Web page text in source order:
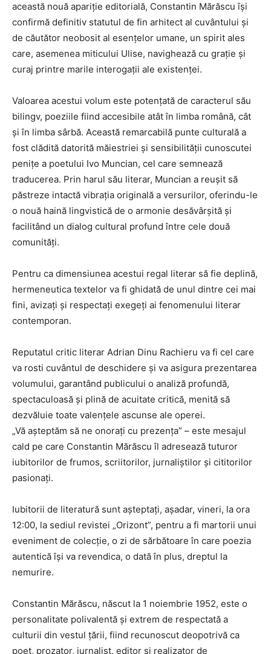
această nouă apariție editorială, Constantin Mărăscu își
confirmă definitiv statutul de fin arhitect al cuvântului și
de căutător neobosit al esențelor umane, un spirit ales
care, asemenea miticului Ulise, navighează cu grație și
curaj printre marile interogații ale existenței.
Valoarea acestui volum este potențată de caracterul său
bilingv, poeziile fiind accesibile atât în limba română, cât
și în limba sârbă. Această remarcabilă punte culturală a
fost clădită datorită măiestriei și sensibilității cunoscutei
penițe a poetului Ivo Muncian, cel care semnează
traducerea. Prin harul său literar, Muncian a reușit să
păstreze intactă vibrația originală a versurilor, oferindu-le
o nouă haină lingvistică de o armonie desăvârșită și
facilitând un dialog cultural profund între cele două
comunități.
Pentru ca dimensiunea acestui regal literar să fie deplină,
hermeneutica textelor va fi ghidată de unul dintre cei mai
fini, avizați și respectați exegeți ai fenomenului literar
contemporan.
Reputatul critic literar Adrian Dinu Rachieru va fi cel care
va rosti cuvântul de deschidere și va asigura prezentarea
volumului, garantând publicului o analiză profundă,
spectaculoasă și plină de acuitate critică, menită să
dezvăluie toate valențele ascunse ale operei.
„Vă așteptăm să ne onorați cu prezența” – este mesajul
cald pe care Constantin Mărăscu îl adresează tuturor
iubitorilor de frumos, scriitorilor, jurnaliștilor și cititorilor
pasionați.
Iubitorii de literatură sunt așteptați, așadar, vineri, la ora
12:00, la sediul revistei „Orizont”, pentru a fi martorii unui
eveniment de colecție, o zi de sărbătoare în care poezia
autentică își va revendica, o dată în plus, dreptul la
nemurire.
Constantin Mărăscu, născut la 1 noiembrie 1952, este o
personalitate polivalentă și extrem de respectată a
culturii din vestul țării, fiind recunoscut deopotrivă ca
poet, prozator, jurnalist, editor și realizator de